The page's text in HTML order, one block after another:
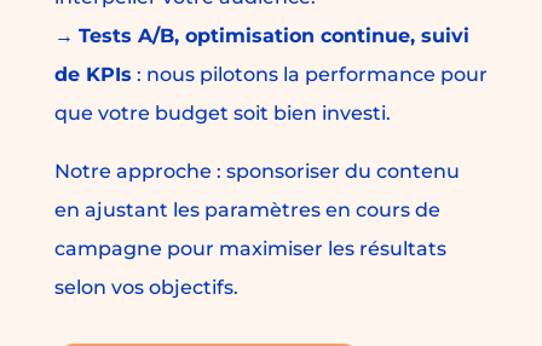
→ Tests A/B, optimisation continue, suivi
de KPIs : nous pilotons la performance pour
que votre budget soit bien investi.
Notre approche : sponsoriser du contenu
en ajustant les paramètres en cours de
campagne pour maximiser les résultats
selon vos objectifs.